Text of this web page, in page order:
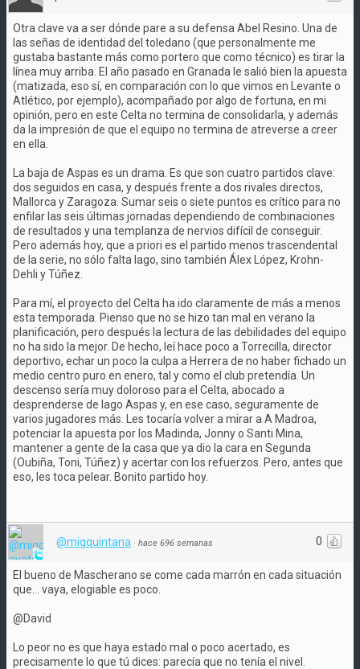
Otra clave va a ser dónde pare a su defensa Abel Resino. Una de
las señas de identidad del toledano (que personalmente me
gustaba bastante más como portero que como técnico) es tirar la
línea muy arriba. El año pasado en Granada le salió bien la apuesta
(matizada, eso sí, en comparación con lo que vimos en Levante o
Atlético, por ejemplo), acompañado por algo de fortuna, en mi
opinión, pero en este Celta no termina de consolidarla, y además
da la impresión de que el equipo no termina de atreverse a creer
en ella.
La baja de Aspas es un drama. Es que son cuatro partidos clave:
dos seguidos en casa, y después frente a dos rivales directos,
Mallorca y Zaragoza. Sumar seis o siete puntos es crítico para no
enfilar las seis últimas jornadas dependiendo de combinaciones
de resultados y una templanza de nervios difícil de conseguir.
Pero además hoy, que a priori es el partido menos trascendental
de la serie, no sólo falta Iago, sino también Álex López, Krohn-
Dehli y Túñez.
Para mí, el proyecto del Celta ha ido claramente de más a menos
esta temporada. Pienso que no se hizo tan mal en verano la
planificación, pero después la lectura de las debilidades del equipo
no ha sido la mejor. De hecho, leí hace poco a Torrecilla, director
deportivo, echar un poco la culpa a Herrera de no haber fichado un
medio centro puro en enero, tal y como el club pretendía. Un
descenso sería muy doloroso para el Celta, abocado a
desprenderse de Iago Aspas y, en ese caso, seguramente de
varios jugadores más. Les tocaría volver a mirar a A Madroa,
potenciar la apuesta por los Madinda, Jonny o Santi Mina,
mantener a gente de la casa que ya dio la cara en Segunda
(Oubiña, Toni, Túñez) y acertar con los refuerzos. Pero, antes que
eso, les toca pelear. Bonito partido hoy.
0
@migquintana · hace 696 semanas
El bueno de Mascherano se come cada marrón en cada situación
que... vaya, elogiable es poco.
@David
Lo peor no es que haya estado mal o poco acertado, es
precisamente lo que tú dices: parecía que no tenía el nivel.